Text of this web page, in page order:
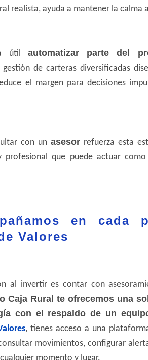
realista, ayuda a mantener la calma
útil automatizar parte del
gestión de carteras diversificadas
el margen para decisiones
con un asesor refuerza esta
profesional que puede actuar
en cada
Valores
al invertir es contar con
Caja Rural te ofrecemos una
con el respaldo de un
, tienes acceso a una
movimientos, configurar